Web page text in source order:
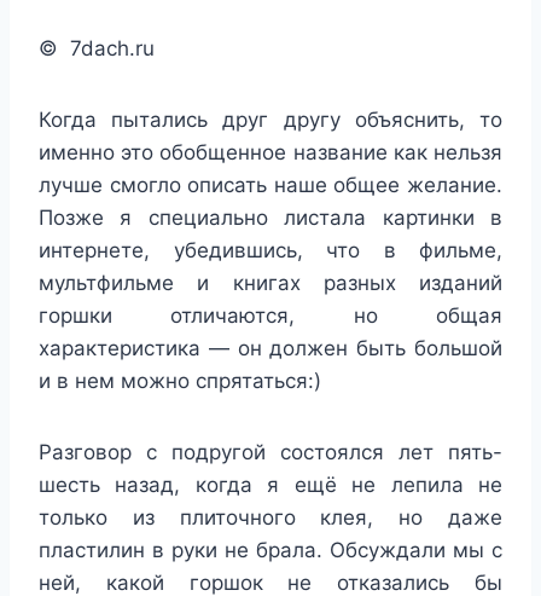
© 7dach.ru
Когда пытались друг другу объяснить, то
именно это обобщенное название как нельзя
лучше смогло описать наше общее желание.
Позже я специально листала картинки в
интернете, убедившись, что в фильме,
мультфильме и книгах разных изданий
горшки отличаются, но общая
характеристика — он должен быть большой
и в нем можно спрятаться:)
Разговор с подругой состоялся лет пять-
шесть назад, когда я ещё не лепила не
только из плиточного клея, но даже
пластилин в руки не брала. Обсуждали мы с
ней, какой горшок не отказались бы